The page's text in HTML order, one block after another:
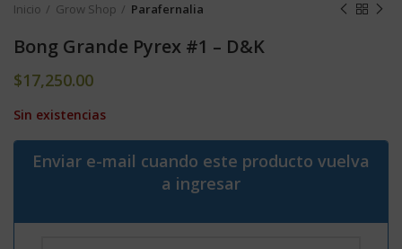
Inicio Grow Shop Parafernalia
Bong Grande Pyrex #1 – D&K
$17,250.00
Sin existencias
Enviar e-mail cuando este producto vuelva
a ingresar